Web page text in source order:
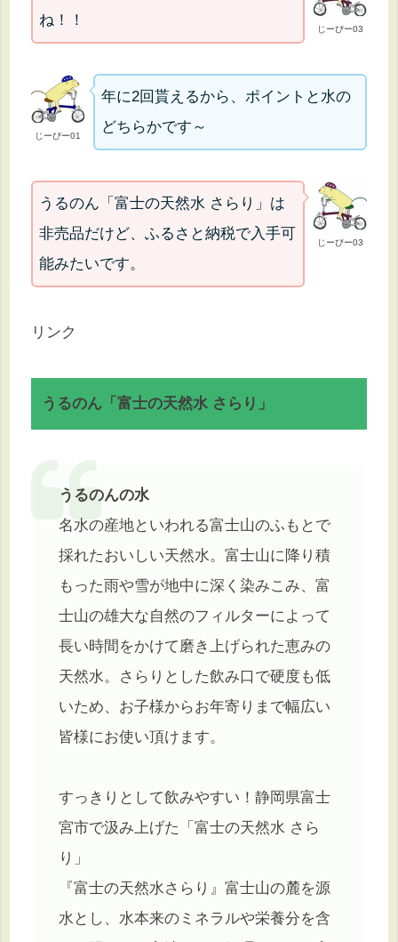
じーぴー03
ね！！
じーぴー01
年に2回貰えるから、ポイントと水の
どちらかです～
じーぴー03
うるのん「富士の天然水 さらり」は
非売品だけど、ふるさと納税で入手可
能みたいです。
リンク
うるのん「富士の天然水 さらり」
うるのんの水
名水の産地といわれる富士山のふもとで
採れたおいしい天然水。富士山に降り積
もった雨や雪が地中に深く染みこみ、富
士山の雄大な自然のフィルターによって
長い時間をかけて磨き上げられた恵みの
天然水。さらりとした飲み口で硬度も低
いため、お子様からお年寄りまで幅広い
皆様にお使い頂けます。
すっきりとして飲みやすい！静岡県富士
宮市で汲み上げた「富士の天然水 さら
り」
『富士の天然水さらり』富士山の麓を源
水とし、水本来のミネラルや栄養分を含